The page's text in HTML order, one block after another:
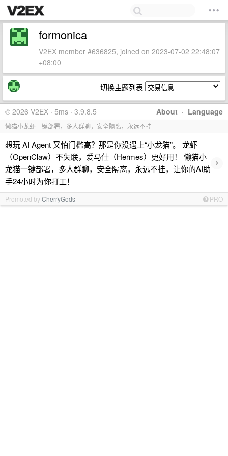
formonica
V2EX member #636825, joined on 2023-07-02 22:48:07
+08:00
切换主题列表
About · Language
© 2026 V2EX · 5ms · 3.9.8.5
懒猫小龙虾一键部署，多人群聊，安全隔离，永远不挂
想玩 AI Agent 又怕门槛高？那是你没遇上“小龙猫”。 龙虾
（OpenClaw）不失联，爱马仕（Hermes）更好用！ 懒猫小
龙猫一键部署，多人群聊，安全隔离，永远不挂，让你的AI助
手24小时为你打工！
›
Promoted byCherryGods PRO